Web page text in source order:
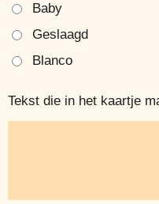
Baby
Geslaagd
Blanco
Tekst die in het kaartje